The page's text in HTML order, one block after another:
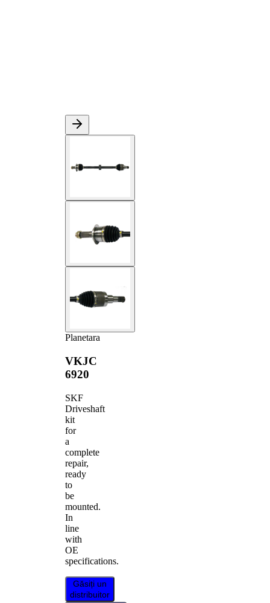
Planetara
VKJC
6920
SKF
Driveshaft
kit
for
a
complete
repair,
ready
to
be
mounted.
In
line
with
OE
specifications.
Găsiți un
distribuitor